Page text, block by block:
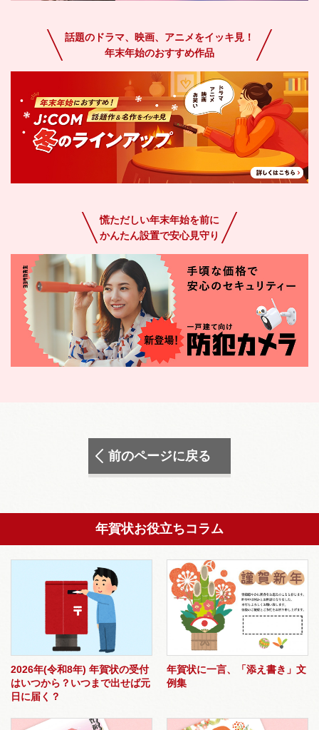
話題のドラマ、映画、アニメをイッキ見！
年末年始のおすすめ作品
慌ただしい年末年始を前に
かんたん設置で安心見守り
前のページに戻る
年賀状お役立ちコラム
2026年(令和8年) 年賀状の受付
はいつから？いつまで出せば元
日に届く？
年賀状に一言、「添え書き」文
例集